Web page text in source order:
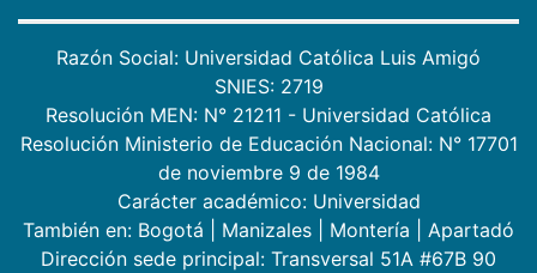
Razón Social: Universidad Católica Luis Amigó
SNIES: 2719
Resolución MEN: N° 21211 - Universidad Católica
Resolución Ministerio de Educación Nacional: N° 17701
de noviembre 9 de 1984
Carácter académico: Universidad
También en: Bogotá Manizales Montería
Apartadó
Dirección sede principal: Transversal 51A #67B 90